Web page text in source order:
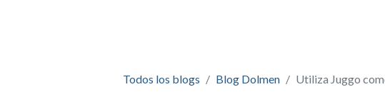
Todos los blogs Blog Dolmen Utiliza Juggo